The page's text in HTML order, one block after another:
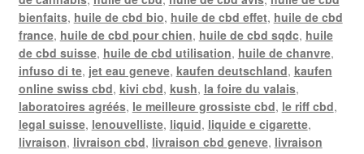
bienfaits, huile de cbd bio, huile de cbd effet, huile de cbd
france, huile de cbd pour chien, huile de cbd sqdc, huile
de cbd suisse, huile de cbd utilisation, huile de chanvre,
infuso di te, jet eau geneve, kaufen deutschland, kaufen
online swiss cbd, kivi cbd, kush, la foire du valais,
laboratoires agréés, le meilleure grossiste cbd, le riff cbd,
legal suisse, lenouvelliste, liquid, liquide e cigarette,
livraison, livraison cbd, livraison cbd geneve, livraison